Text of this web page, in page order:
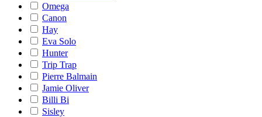
Omega
Canon
Hay
Eva Solo
Hunter
Trip Trap
Pierre Balmain
Jamie Oliver
Billi Bi
Sisley